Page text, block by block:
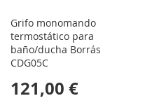
Grifo monomando
termostático para
baño/ducha Borrás
CDG05C
121,00 €